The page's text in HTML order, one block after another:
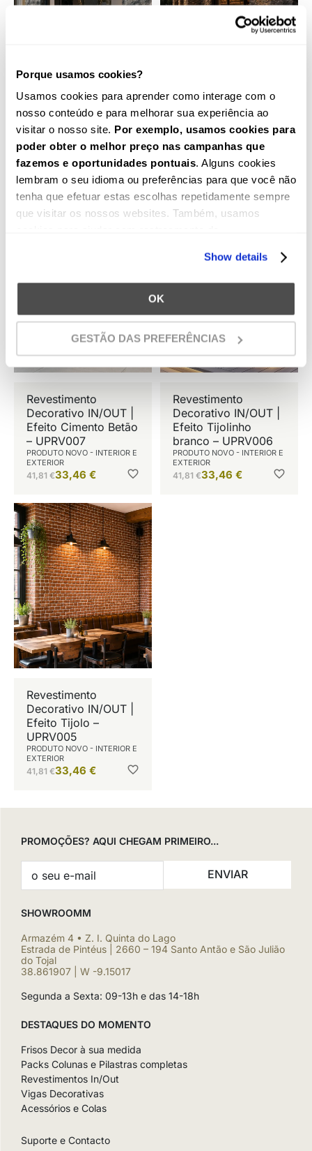
Porque usamos cookies?
Usamos cookies para aprender como interage com o
nosso conteúdo e para melhorar sua experiência ao
visitar o nosso site. Por exemplo, usamos cookies para
poder obter o melhor preço nas campanhas que
fazemos e oportunidades pontuais. Alguns cookies
lembram o seu idioma ou preferências para que você não
tenha que efetuar estas escolhas repetidamente sempre
que visitar os nossos websites. Também, usamos
ofereçamos um conteúdo específico, tais como vídeos
no(s) nosso(s) website(s). Podemos empregar o que
aprendemos sobre o seu comportamento no(s) nosso(s)
website(s) para oferecer anúncios direcionados em
website(s) de terceiros em um esforço para “apresentar”
nossos produtos e serviços para você e conseguir o
Show details
OK
GESTÃO DAS PREFERÊNCIAS
Revestimento
Decorativo IN/OUT |
Efeito Pedra Cinza –
UPRV003
EXTERIOR
41,81€33,46 €
Revestimento
Decorativo IN/OUT |
Efeito Pedra Bronze
– UPRV004
EXTERIOR
41,81€33,46€
Revestimento
Decorativo IN/OUT |
Efeito Cimento Betão
– UPRV007
PRODUTO NOVO - INTERIOR E
EXTERIOR
41,81 €33,46 €
Revestimento
Decorativo IN/OUT |
Efeito Tijolinho
branco – UPRV006
PRODUTO NOVO - INTERIOR E
EXTERIOR
41,81 €33,46 €
Revestimento
Decorativo IN/OUT |
Efeito Tijolo –
UPRV005
PRODUTO NOVO - INTERIOR E
EXTERIOR
41,81 €33,46 €
PROMOÇÕES? AQUI CHEGAM PRIMEIRO...
ENVIAR
SHOWROOMM
Armazém 4 • Z. I. Quinta do Lago
Estrada de Pintéus | 2660 – 194 Santo Antão e São Julião
do Tojal
38.861907 | W -9.15017
Segunda a Sexta: 09-13h e das 14-18h
DESTAQUES DO MOMENTO
Frisos Decor à sua medida
Packs Colunas e Pilastras completas
Revestimentos In/Out
Vigas Decorativas
Acessórios e Colas
Suporte e Contacto